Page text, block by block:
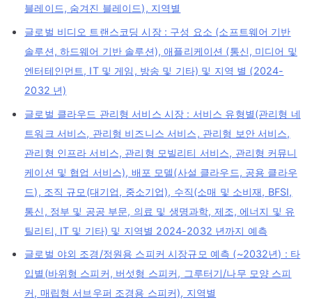
블레이드, 숨겨진 블레이드), 지역별
글로벌 비디오 트랜스코딩 시장 : 구성 요소 (소프트웨어 기반
솔루션, 하드웨어 기반 솔루션), 애플리케이션 (통신, 미디어 및
엔터테인먼트, IT 및 게임, 방송 및 기타) 및 지역 별 (2024-
2032 년)
글로벌 클라우드 관리형 서비스 시장 : 서비스 유형별(관리형 네
트워크 서비스, 관리형 비즈니스 서비스, 관리형 보안 서비스,
관리형 인프라 서비스, 관리형 모빌리티 서비스, 관리형 커뮤니
케이션 및 협업 서비스), 배포 모델(사설 클라우드, 공용 클라우
드), 조직 규모(대기업, 중소기업), 수직(소매 및 소비재, BFSI,
통신, 정부 및 공공 부문, 의료 및 생명과학, 제조, 에너지 및 유
틸리티, IT 및 기타) 및 지역별 2024-2032 년까지 예측
글로벌 야외 조경/정원용 스피커 시장규모 예측 (~2032년) : 타
입별(바위형 스피커, 버섯형 스피커, 그루터기/나무 모양 스피
커, 매립형 서브우퍼 조경용 스피커), 지역별